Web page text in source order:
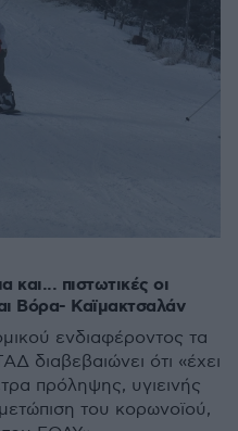
πιστωτικές οι
Βόρα- Καϊμακτσαλάν
ενδιαφέροντος τα
διαβεβαιώνει ότι «έχει
πρόληψης, υγιεινής
του κορωνοϊού,